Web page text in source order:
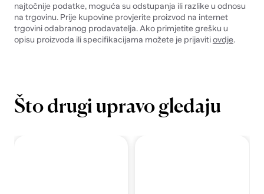
najtočnije podatke, moguća su odstupanja ili razlike u odnosu
na trgovinu. Prije kupovine provjerite proizvod na internet
trgovini odabranog prodavatelja. Ako primjetite grešku u
opisu proizvoda ili specifikacijama možete je prijavitiovdje.
Što drugi upravo gledaju